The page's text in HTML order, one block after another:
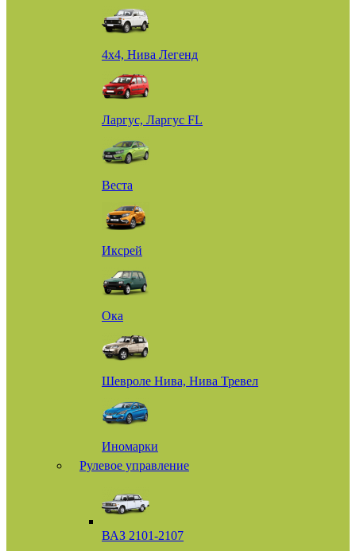
4х4, Нива Легенд
Ларгус, Ларгус FL
Веста
Иксрей
Ока
Шевроле Нива, Нива Тревел
Иномарки
Рулевое управление
ВАЗ 2101-2107